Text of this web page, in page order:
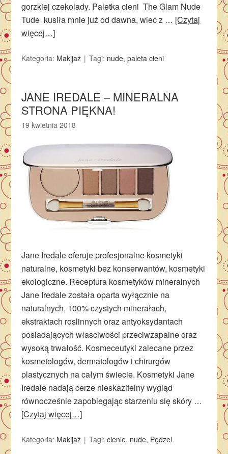
gorzkiej czekolady. Paletka cieni The Glam Nude
Tude kusiła mnie już od dawna, wiec z … [Czytaj
więcej…]
Kategoria: Makijaż Tagi: nude,paleta cieni
JANE IREDALE – MINERALNA
STRONA PIĘKNA!
19 kwietnia 2018
Jane Iredale oferuje profesjonalne kosmetyki
naturalne, kosmetyki bez konserwantów, kosmetyki
ekologiczne. Receptura kosmetyków mineralnych
Jane Iredale została oparta wyłącznie na
naturalnych, 100% czystych minerałach,
ekstraktach roslinnych oraz antyoksydantach
posiadających własciwości przeciwzapalne oraz
wysoką trwałość. Kosmeceutyki zalecane przez
kosmetologów, dermatologów i chirurgów
plastycznych na całym świecie. Kosmetyki Jane
Iredale nadają cerze nieskazitelny wygląd
równocześnie zapobiegając starzeniu się skóry …
[Czytaj więcej…]
Kategoria: Makijaż Tagi:cienie, nude, Pędzel